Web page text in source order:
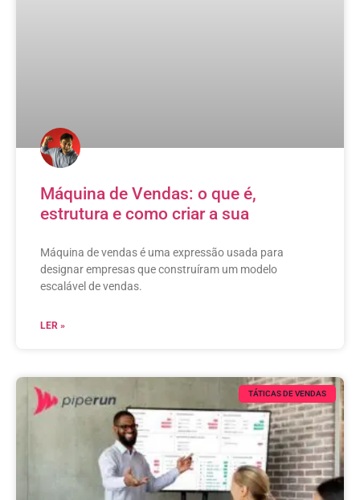
Máquina de Vendas: o que é,
estrutura e como criar a sua
Máquina de vendas é uma expressão usada para
designar empresas que construíram um modelo
escalável de vendas.
LER »
TÁTICAS DE VENDAS